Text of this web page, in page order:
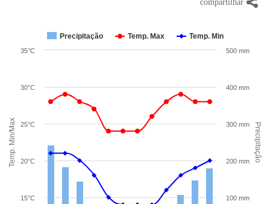
Temp. Min/Max Precipitação
Precipitação Temp. Max Temp. Min
15°C
20°C
25°C
30°C
35°C
100 mm
200 mm
300 mm
400 mm
500 mm